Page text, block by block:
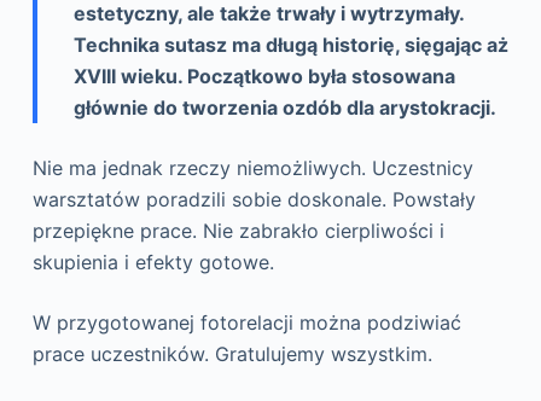
estetyczny, ale także trwały i wytrzymały.
Technika sutasz ma długą historię, sięgając aż
XVIII wieku. Początkowo była stosowana
głównie do tworzenia ozdób dla arystokracji.
Nie ma jednak rzeczy niemożliwych. Uczestnicy
warsztatów poradzili sobie doskonale. Powstały
przepiękne prace. Nie zabrakło cierpliwości i
skupienia i efekty gotowe.
W przygotowanej fotorelacji można podziwiać
prace uczestników. Gratulujemy wszystkim.